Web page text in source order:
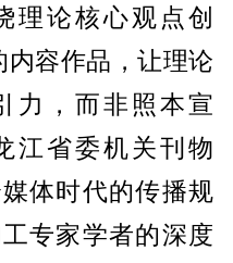
理论核心观点创
内容作品，让理论
力，而非照本宣
江省委机关刊物
体时代的传播规
专家学者的深度